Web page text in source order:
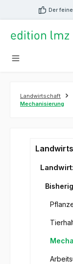
springen Der
Landwirtschaft
Mechanisierung